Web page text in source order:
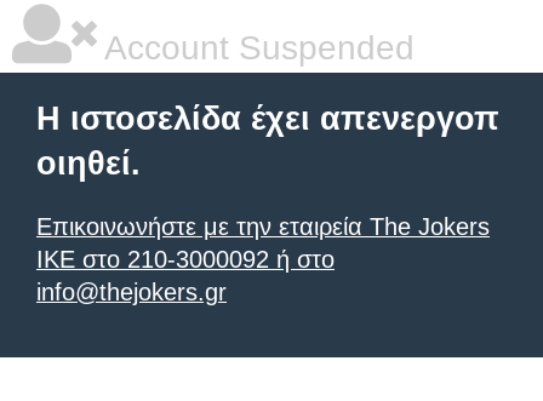
Account Suspended
Η ιστοσελίδα έχει απενεργοπ
οιηθεί.
Επικοινωνήστε με την εταιρεία The Jokers
IKE στο 210-3000092 ή στο
info@thejokers.gr